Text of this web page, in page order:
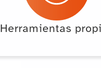
Herramientas